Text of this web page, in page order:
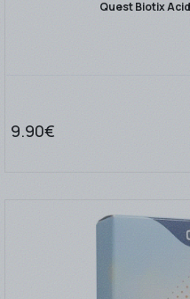
Quest Biotix
9.90€